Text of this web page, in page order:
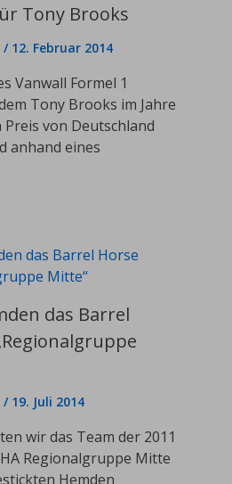
Tony Brooks
/ 12. Februar 2014
Vanwall Formel 1
Tony Brooks im Jahre
von Deutschland
anhand eines
das Barrel
/ 19. Juli 2014
wir das Team der 2011
Regionalgruppe Mitte
Hemden